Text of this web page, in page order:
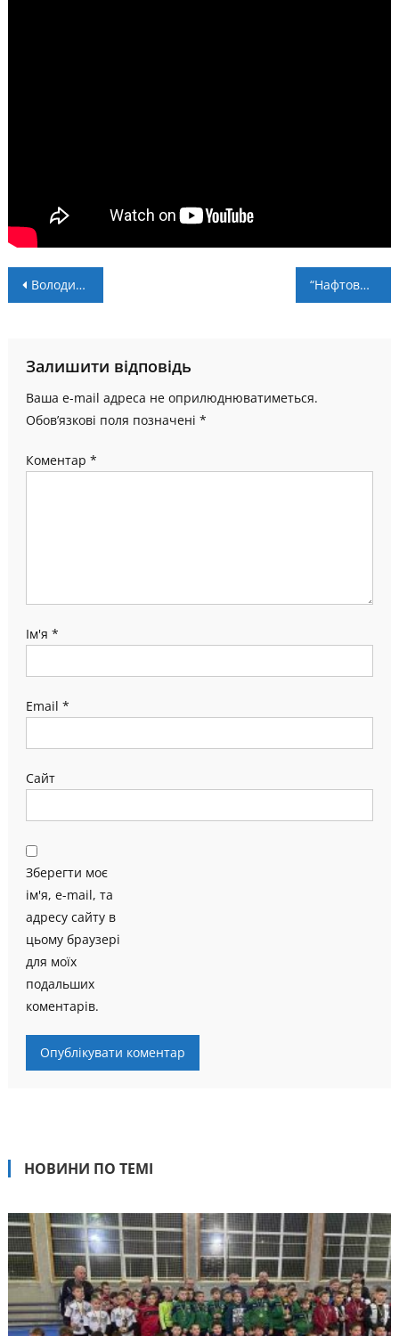
Навігація
Володимир КОВАЛЮК: “Гра показала, що рухаємось у правильному напрямку” “Нафтовик” – учасник плей-офф Меморіалу Юста
Залишити відповідь
Ваша e-mail адреса не оприлюднюватиметься.
Обов’язкові поля позначені *
Коментар *
Ім'я *
Email *
Сайт
Зберегти моє
ім'я, e-mail, та
адресу сайту в
цьому браузері
для моїх
подальших
коментарів.
НОВИНИ ПО ТЕМІ